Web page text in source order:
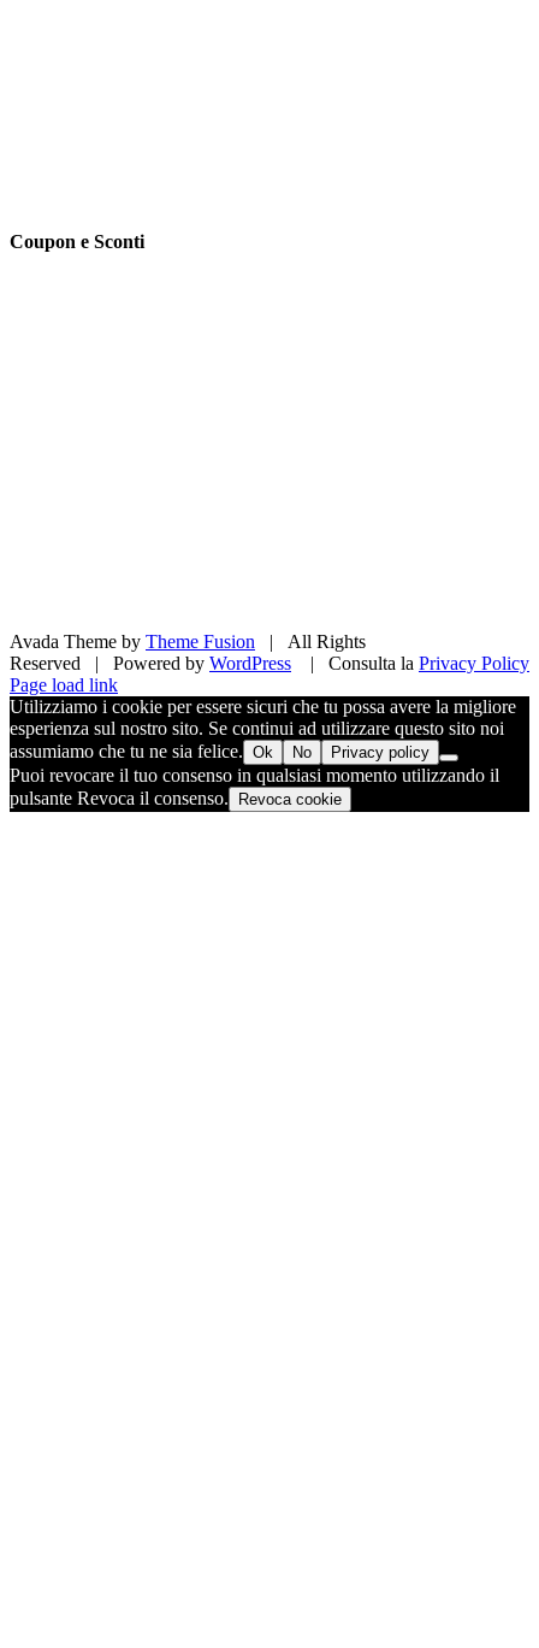
Coupon e Sconti
Avada Theme by Theme Fusion | All Rights
Reserved | Powered by WordPress | Consulta la Privacy Policy
Facebook
X
Pinterest
Instagram
Page load link
Utilizziamo i cookie per essere sicuri che tu possa avere la migliore
esperienza sul nostro sito. Se continui ad utilizzare questo sito noi
assumiamo che tu ne sia felice. Ok No Privacy policy
Puoi revocare il tuo consenso in qualsiasi momento utilizzando il
pulsante Revoca il consenso.
Revoca cookie